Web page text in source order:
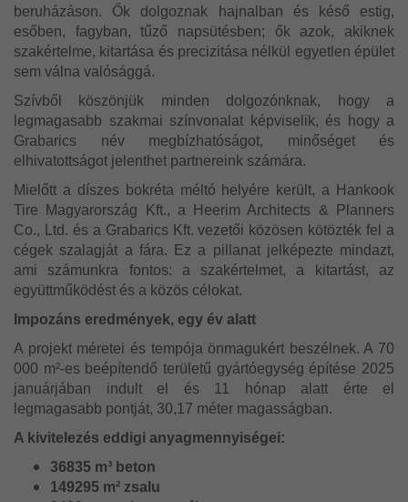
beruházáson. Ők dolgoznak hajnalban és késő estig,
esőben, fagyban, tűző napsütésben; ők azok, akiknek
szakértelme, kitartása és precizitása nélkül egyetlen épület
sem válna valósággá.
Szívből köszönjük minden dolgozónknak, hogy a
legmagasabb szakmai színvonalat képviselik, és hogy a
Grabarics név megbízhatóságot, minőséget és
elhivatottságot jelenthet partnereink számára.
Mielőtt a díszes bokréta méltó helyére került, a Hankook
Tire Magyarország Kft., a Heerim Architects & Planners
Co., Ltd. és a Grabarics Kft. vezetői közösen kötözték fel a
cégek szalagját a fára. Ez a pillanat jelképezte mindazt,
ami számunkra fontos: a szakértelmet, a kitartást, az
együttműködést és a közös célokat.
Impozáns eredmények, egy év alatt
A projekt méretei és tempója önmagukért beszélnek. A 70
000 m²-es beépítendő területű gyártóegység építése 2025
januárjában indult el és 11 hónap alatt érte el
legmagasabb pontját, 30,17 méter magasságban.
A kivitelezés eddigi anyagmennyiségei:
36835 m³ beton
149295 m² zsalu